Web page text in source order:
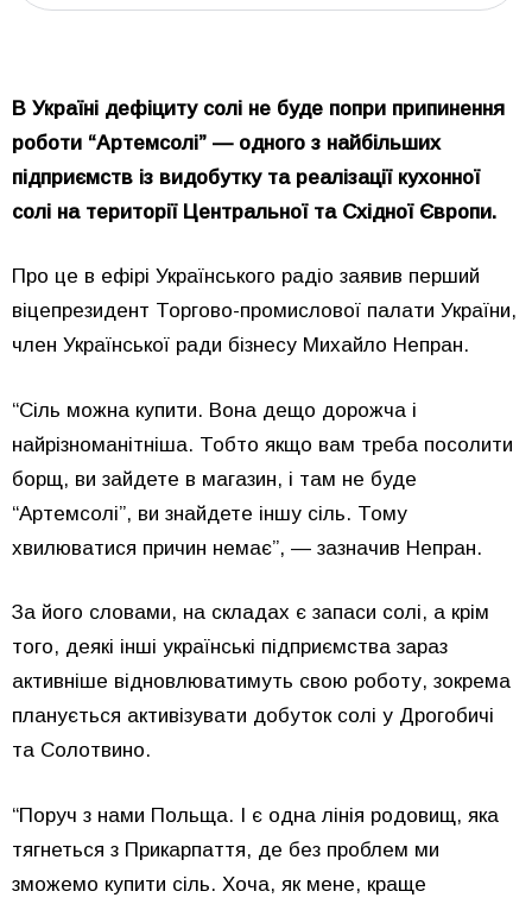
В Україні дефіциту солі не буде попри припинення
роботи “Артемсолі” — одного з найбільших
підприємств із видобутку та реалізації кухонної
солі на території Центральної та Східної Європи.
Про це в ефірі Українського радіо заявив перший
віцепрезидент Торгово-промислової палати України,
член Української ради бізнесу Михайло Непран.
“Сіль можна купити. Вона дещо дорожча і
найрізноманітніша. Тобто якщо вам треба посолити
борщ, ви зайдете в магазин, і там не буде
“Артемсолі”, ви знайдете іншу сіль. Тому
хвилюватися причин немає”, — зазначив Непран.
За його словами, на складах є запаси солі, а крім
того, деякі інші українські підприємства зараз
активніше відновлюватимуть свою роботу, зокрема
планується активізувати добуток солі у Дрогобичі
та Солотвино.
“Поруч з нами Польща. І є одна лінія родовищ, яка
тягнеться з Прикарпаття, де без проблем ми
зможемо купити сіль. Хоча, як мене, краще